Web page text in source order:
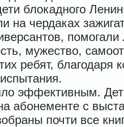
блокадного
на чердаках
мужество,
ребят,
эффективным.
абонементе с
почти все